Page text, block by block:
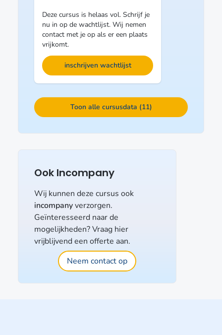
Deze cursus is helaas vol. Schrijf je
nu in op de wachtlijst. Wij nemen
contact met je op als er een plaats
vrijkomt.
inschrijven wachtlijst
Toon alle cursusdata (11)
Ook Incompany
Wij kunnen deze cursus ook
incompanyverzorgen.
Geïnteresseerd naar de
mogelijkheden? Vraag hier
vrijblijvend een offerte aan.
Neem contact op